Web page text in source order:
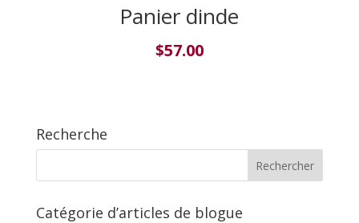
Panier dinde
$57.00
Recherche
Catégorie d’articles de blogue